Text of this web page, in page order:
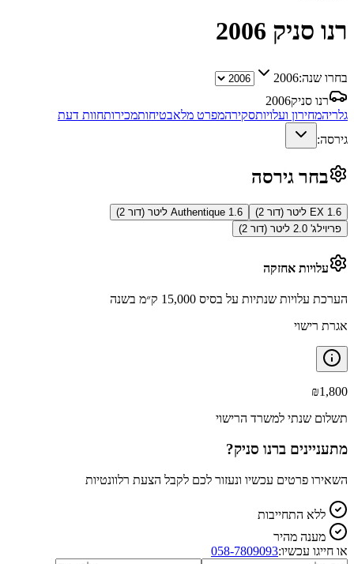
רנו סניק 2006
בחרו שנה:2006
רנו סניק2006
גלריהמחירון ועלויותסקירהמפרט מלאבטיחותמכירותחוות דעת
גירסה:
בחר גירסה
EX 1.6 ליטר (דור 2)
Authentique 1.6 ליטר (דור 2)
פריוילג' 2.0 ליטר (דור 2)
עלויות אחזקה
הערכת עלויות שנתיות על בסיס 15,000 ק״מ בשנה
אגרת רישוי
₪1,800
תשלום שנתי למשרד הרישוי
מתעניינים ברנו סניק?
השאירו פרטים עכשיו ונעזור לכם לקבל הצעת רלוונטיות
ללא התחייבות
מענה מהיר
או חייגו עכשיו:058-7809093